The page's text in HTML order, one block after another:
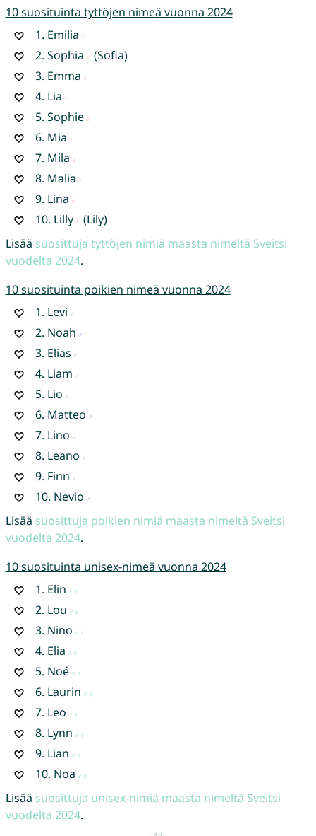
10 suosituinta tyttöjen nimeä vuonna 2024
1. Emilia
2. Sophia
(Sofia)
3. Emma
4. Lia
5. Sophie
6. Mia
7. Mila
8. Malia
9. Lina
10. Lilly
(Lily)
Lisää suosittuja tyttöjen nimiä maasta nimeltä Sveitsi
vuodelta 2024.
10 suosituinta poikien nimeä vuonna 2024
1. Levi
2. Noah
3. Elias
4. Liam
5. Lio
6. Matteo
7. Lino
8. Leano
9. Finn
10. Nevio
Lisää suosittuja poikien nimiä maasta nimeltä Sveitsi
vuodelta 2024.
10 suosituinta unisex-nimeä vuonna 2024
1. Elin
2. Lou
3. Nino
4. Elia
5. Noé
6. Laurin
7. Leo
8. Lynn
9. Lian
10. Noa
Lisää suosittuja unisex-nimiä maasta nimeltä Sveitsi
vuodelta 2024.